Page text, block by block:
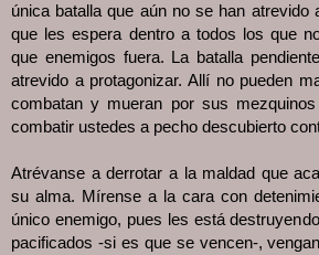
única batalla que aún no se han atrevido
que les espera dentro a todos los que
que enemigos fuera. La batalla
atrevido a protagonizar. Allí no pueden
combatan y mueran por sus
combatir ustedes a pecho descubierto
Atrévanse a derrotar a la maldad que
su alma. Mírense a la cara con
único enemigo, pues les está
pacificados -si es que se vencen-,